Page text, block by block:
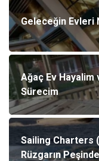
Geleceğin Evleri
Ağaç Ev Hayalim
Sürecim
Sailing Charters
Rüzgarın